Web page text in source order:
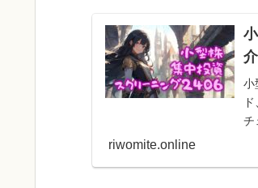
介
小
チ
riwomite.online